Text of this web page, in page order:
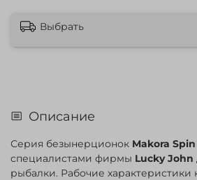
Выбрать
Описание
Серия безынерционок Makora Spin
специалистами фирмы Lucky John
рыбалки. Рабочие характеристики